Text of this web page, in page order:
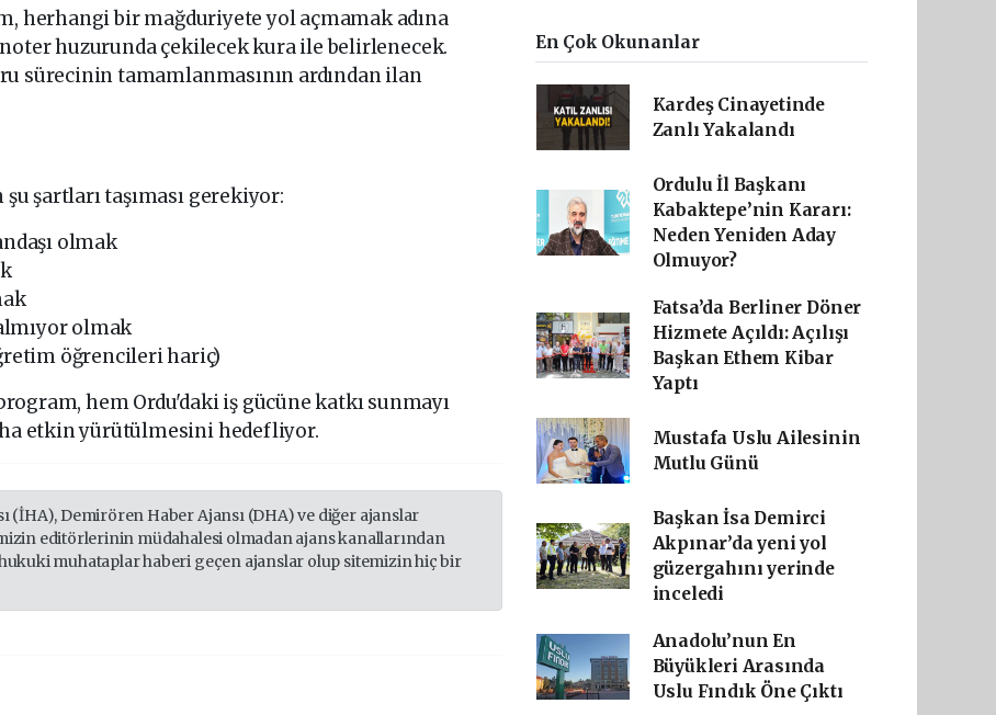
herhangi bir mağduriyete yol açmamak adına
huzurunda çekilecek kura ile belirlenecek.
sürecinin tamamlanmasının ardından ilan
şartları taşıması gerekiyor:
olmak
olmak
öğrencileri hariç)
hem Ordu'daki iş gücüne katkı sunmayı
etkin yürütülmesini hedefliyor.
(İHA), Demirören Haber Ajansı (DHA) ve diğer ajanslar
editörlerinin müdahalesi olmadan ajans kanallarından
muhataplar haberi geçen ajanslar olup sitemizin hiç bir
En Çok Okunanlar
Kardeş Cinayetinde
Zanlı Yakalandı
Ordulu İl Başkanı
Kabaktepe’nin Kararı:
Neden Yeniden Aday
Olmuyor?
Fatsa’da Berliner Döner
Hizmete Açıldı: Açılışı
Başkan Ethem Kibar
Yaptı
Mustafa Uslu Ailesinin
Mutlu Günü
Başkan İsa Demirci
Akpınar’da yeni yol
güzergahını yerinde
inceledi
Anadolu’nun En
Büyükleri Arasında
Uslu Fındık Öne Çıktı